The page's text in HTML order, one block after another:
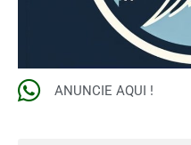
ANUNCIE AQUI !